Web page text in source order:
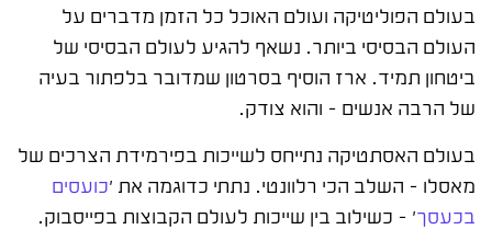
בעולם הפוליטיקה ועולם האוכל כל הזמן מדברים על
העולם הבסיסי ביותר. נשאף להגיע לעולם הבסיסי של
ביטחון תמיד. ארז הוסיף בסרטון שמדובר בלפתור בעיה
של הרבה אנשים – והוא צודק.
בעולם האסתטיקה נתייחס לשייכות בפירמידת הצרכים של
מאסלו – השלב הכי רלוונטי. נתתי כדוגמה את 'כועסים
בכעסך' – כשילוב בין שייכות לעולם הקבוצות בפייסבוק.